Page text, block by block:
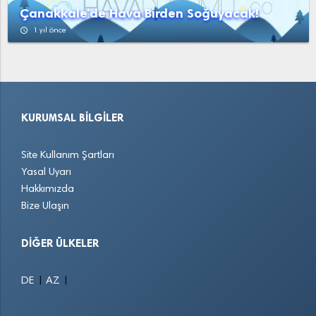
Çanakkale'de Hava Birden Soğuyacak!
access_time 1 yıl önce
KURUMSAL BILGILER
Site Kullanım Şartları
Yasal Uyarı
Hakkımızda
Bize Ulaşın
DIĞER ÜLKELER
DE AZ